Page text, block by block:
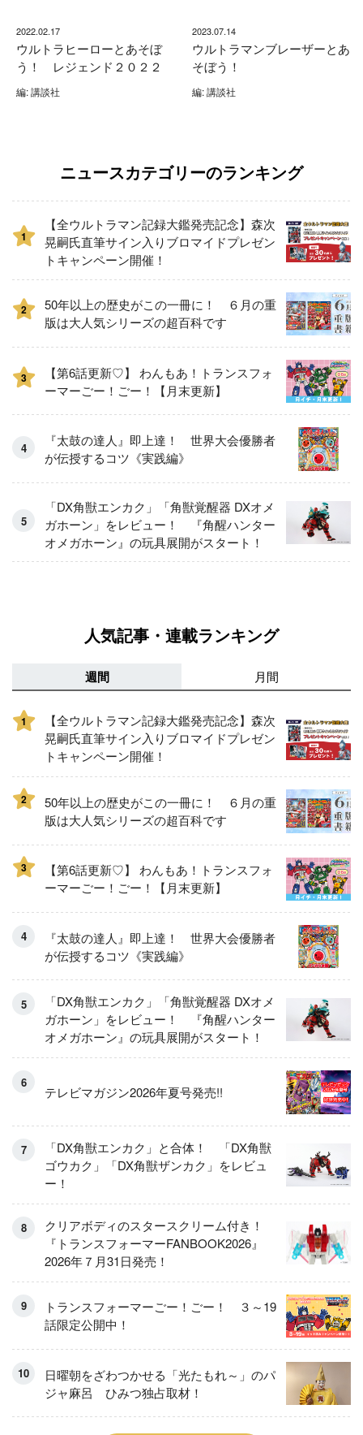
2022.02.17
ウルトラヒーローとあそぼ
う！ レジェンド２０２２
編: 講談社
2023.07.14
ウルトラマンブレーザーとあ
そぼう！
編: 講談社
ニュースカテゴリーのランキング
1
【全ウルトラマン記録大鑑発売記念】森次
晃嗣氏直筆サイン入りブロマイドプレゼン
トキャンペーン開催！
2
50年以上の歴史がこの一冊に！ ６月の重
版は大人気シリーズの超百科です
3
【第6話更新♡】 わんもあ！トランスフォ
ーマーごー！ごー！【月末更新】
『太鼓の達人』即上達！ 世界大会優勝者
が伝授するコツ《実践編》
「DX角獣エンカク」「角獣覚醒器 DXオメ
ガホーン」をレビュー！ 『角醒ハンター
オメガホーン』の玩具展開がスタート！
人気記事・連載ランキング
週間 月間
1
【全ウルトラマン記録大鑑発売記念】森次
晃嗣氏直筆サイン入りブロマイドプレゼン
トキャンペーン開催！
2
50年以上の歴史がこの一冊に！ ６月の重
版は大人気シリーズの超百科です
3
【第6話更新♡】 わんもあ！トランスフォ
ーマーごー！ごー！【月末更新】
『太鼓の達人』即上達！ 世界大会優勝者
が伝授するコツ《実践編》
「DX角獣エンカク」「角獣覚醒器 DXオメ
ガホーン」をレビュー！ 『角醒ハンター
オメガホーン』の玩具展開がスタート！
テレビマガジン2026年夏号発売!!
「DX角獣エンカク」と合体！ 「DX角獣
ゴウカク」「DX角獣ザンカク」をレビュ
ー！
クリアボディのスタースクリーム付き！
『トランスフォーマーFANBOOK2026』
2026年７月31日発売！
トランスフォーマーごー！ごー！ ３～19
話限定公開中！
日曜朝をざわつかせる「光たもれ～」のパ
ジャ麻呂 ひみつ独占取材！